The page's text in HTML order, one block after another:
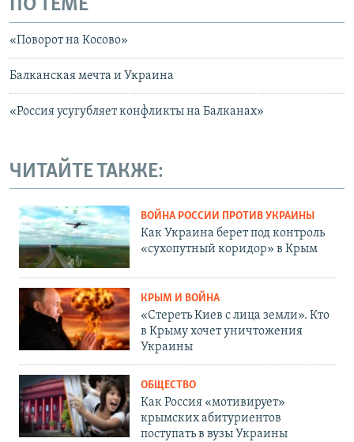
ПО ТЕМЕ
«Поворот на Косово»
Балканская мечта и Украина
«Россия усугубляет конфликты на Балканах»
ЧИТАЙТЕ ТАКЖЕ:
ВОЙНА РОССИИ ПРОТИВ УКРАИНЫ
Как Украина берет под контроль
«сухопутный коридор» в Крым
КРЫМ И ВОЙНА
«Стереть Киев с лица земли». Кто
в Крыму хочет уничтожения
Украины
ОБЩЕСТВО
Как Россия «мотивирует»
крымских абитуриентов
поступать в вузы Украины